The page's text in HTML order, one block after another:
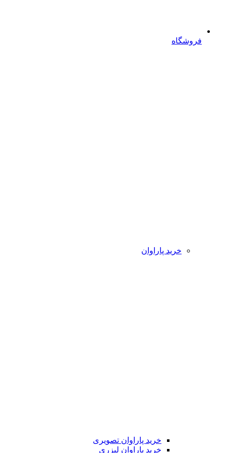
فروشگاه
خرید پاراوان
خرید پاراوان تصویری
خرید پاراوان لیزری